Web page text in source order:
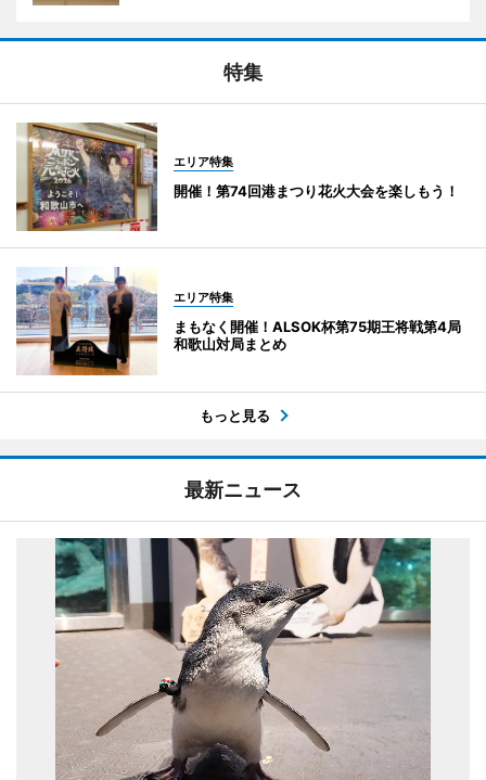
特集
エリア特集
開催！第74回港まつり花火大会を楽しもう！
エリア特集
まもなく開催！ALSOK杯第75期王将戦第4局
和歌山対局まとめ
もっと見る
最新ニュース